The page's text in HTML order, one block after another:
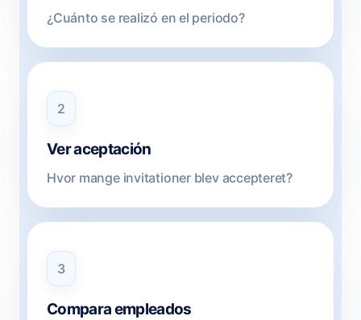
¿Cuánto se realizó en el periodo?
2
Ver aceptación
Hvor mange invitationer blev accepteret?
3
Compara empleados